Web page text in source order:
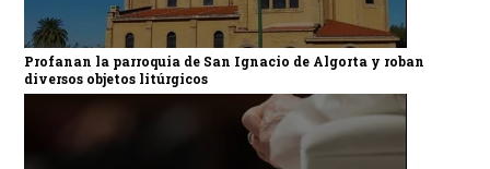
Profanan la parroquia de San Ignacio de Algorta y roban
diversos objetos litúrgicos